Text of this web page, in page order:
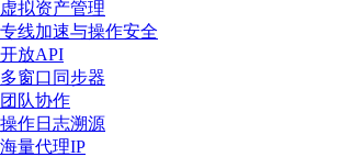
虚拟资产管理
专线加速与操作安全
开放API
多窗口同步器
团队协作
操作日志溯源
海量代理IP